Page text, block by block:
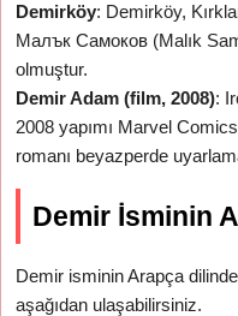
Demirköy: Demirköy,
Малък Самоков (Malık
olmuştur.
Demir Adam (film, 2008):
2008 yapımı Marvel
romanı beyazperde
Demir İsminin
Demir isminin Arapça
aşağıdan ulaşabilirsiniz.